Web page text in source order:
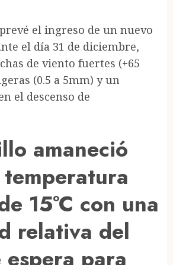
el ingreso de un nuevo
el día 31 de diciembre,
de viento fuertes (+65
(0.5 a 5mm) y un
el descenso de
amaneció
15°C con una
relativa del